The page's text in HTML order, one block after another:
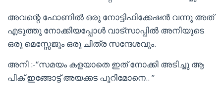
അവന്റെ ഫോണിൽ ഒരു നോട്ടിഫിക്കേഷൻ വന്നു അത്
എടുത്തു നോക്കിയപ്പോൾ വാട്സാപ്പിൽ അനിയുടെ
ഒരു മെസ്സേജും ഒരു ചിത്ര സന്ദേശവും.
അനി :-“സമയം കളയാതെ ഇത് നോക്കി അടിച്ചു ആ
പിക് ഇങ്ങോട്ട് അയക്കട പൂറിമോനെ.. ”